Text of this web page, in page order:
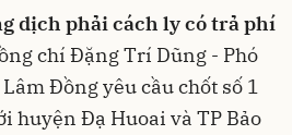
dịch phải cách ly có trả phí
chí Đặng Trí Dũng - Phó
Đồng yêu cầu chốt số 1
huyện Đạ Huoai và TP Bảo